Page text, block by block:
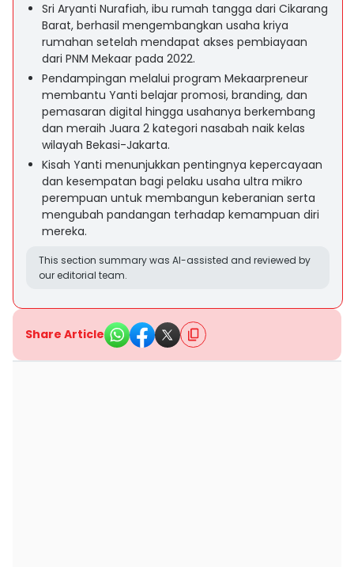
Sri Aryanti Nurafiah, ibu rumah tangga dari Cikarang
Barat, berhasil mengembangkan usaha kriya
rumahan setelah mendapat akses pembiayaan
dari PNM Mekaar pada 2022.
Pendampingan melalui program Mekaarpreneur
membantu Yanti belajar promosi, branding, dan
pemasaran digital hingga usahanya berkembang
dan meraih Juara 2 kategori nasabah naik kelas
wilayah Bekasi-Jakarta.
Kisah Yanti menunjukkan pentingnya kepercayaan
dan kesempatan bagi pelaku usaha ultra mikro
perempuan untuk membangun keberanian serta
mengubah pandangan terhadap kemampuan diri
mereka.
This section summary was AI-assisted and reviewed by
our editorial team.
Share Article